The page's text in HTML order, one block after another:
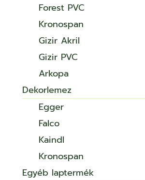
Forest PVC
Kronospan
Gizir Akril
Gizir PVC
Arkopa
Dekorlemez
Egger
Falco
Kaindl
Kronospan
Egyéb laptermék